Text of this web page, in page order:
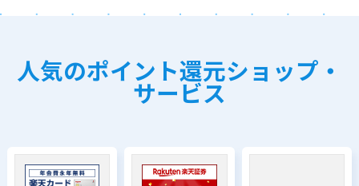
人気のポイント還元ショップ・
サービス